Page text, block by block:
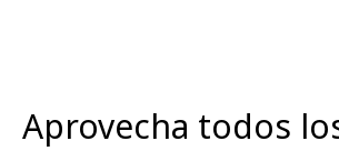
Aprovecha todos